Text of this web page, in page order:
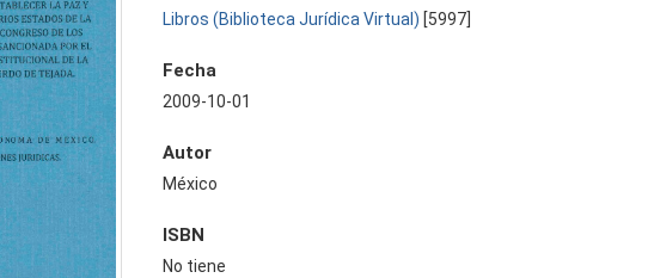
Libros (Biblioteca Jurídica Virtual) [5997]
Fecha
2009-10-01
Autor
México
ISBN
No tiene